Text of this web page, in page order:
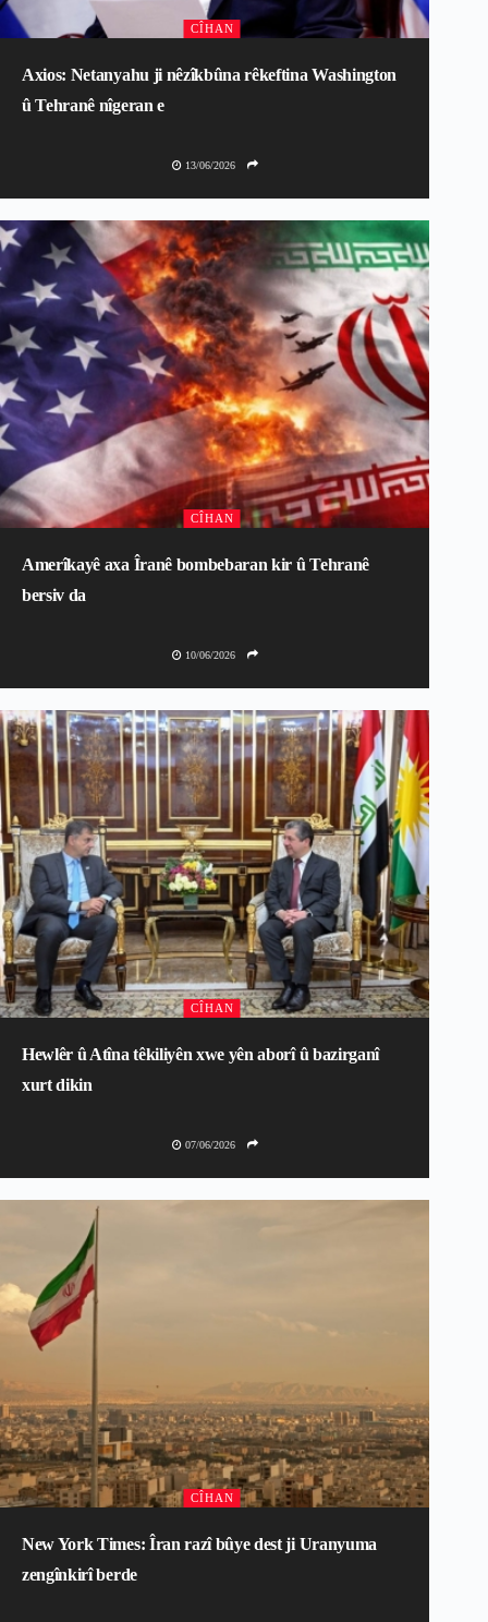
CÎHAN
Axios: Netanyahu ji nêzîkbûna rêkeftina Washington
û Tehranê nîgeran e
13/06/2026
CÎHAN
Amerîkayê axa Îranê bombebaran kir û Tehranê
bersiv da
10/06/2026
CÎHAN
Hewlêr û Atîna têkiliyên xwe yên aborî û bazirganî
xurt dikin
07/06/2026
CÎHAN
New York Times: Îran razî bûye dest ji Uranyuma
zengînkirî berde